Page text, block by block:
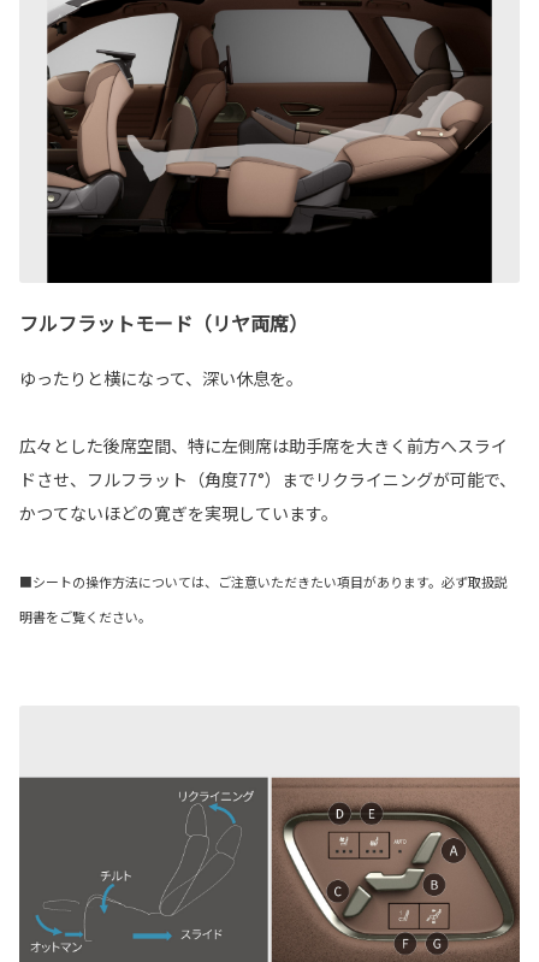
フルフラットモード（リヤ両席）
ゆったりと横になって、深い休息を。
広々とした後席空間、特に左側席は助手席を大きく前方へスライ
ドさせ、フルフラット（角度77°）までリクライニングが可能で、
かつてないほどの寛ぎを実現しています。
■シートの操作方法については、ご注意いただきたい項目があります。必ず取扱説
明書をご覧ください。